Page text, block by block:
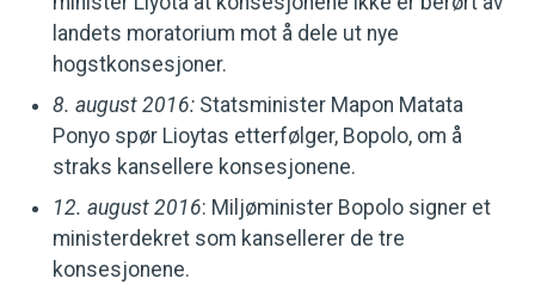
landets moratorium mot å dele ut nye
hogstkonsesjoner.
8. august 2016: Statsminister Mapon Matata
Ponyo spør Lioytas etterfølger, Bopolo, om å
straks kansellere konsesjonene.
12. august 2016: Miljøminister Bopolo signer et
ministerdekret som kansellerer de tre
konsesjonene.